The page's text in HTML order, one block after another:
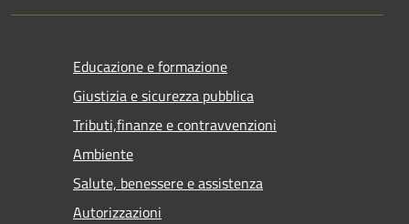
Educazione e formazione
Giustizia e sicurezza pubblica
Tributi,finanze e contravvenzioni
Ambiente
Salute, benessere e assistenza
Autorizzazioni